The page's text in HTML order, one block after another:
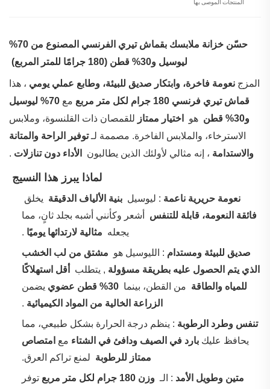
المنتجات الموصى بها
حسّن خزانة ملابسك بقماش تيري الفرنسي المصنوع من 70%
ليوسيل و30% قطن (180 جرامًا للمتر المربع)
المزج نعومة فاخرة، وابتكار صديق للبيئة، وطابع عملي يومي ، هذا
قماش تيري فرنسي 180 جرام لكل متر مربع
مع
70% ليوسيل
و30% قطن
‌ هو ‌ اختيار ممتاز للقمصان ذات القلنسوة، وملابس
الاسترخاء، والملابس الفاخرة. مصممة لـتوفير الراحة والمتانة
والاستدامة ‌، إنه مثالي لأولئك الذين يطالبون ‌ الأداء دون تنازلات .
لماذا يبرز هذا النسيج
نعومة حريرية ناعمة ‌: ليوسيل ‌ بنية الألياف الدقيقة ‌ يخلق ‌
فائقة النعومة، قابلة للتنفس
‌ أشعر وكأنني أشبه بجلد ثانٍ، مما
يجعله ‌ مثالية لارتدائها يوميًا .
صديق للبيئة ومستدام ‌: الليوسيل هو ‌ مشتق من لب الخشب
الذي يتم الحصول عليه بطريقة مسؤولة ‌, يتطلب ‌
أقل استهلاكًا
للمياه والطاقة ‌ من القطن، بينما ‌ 30% قطن عضوي
يضمن
الزراعة الخالية من المواد الكيميائية .
‌تنفس وطرد الرطوبة ‌: ينظم درجة الحرارة بشكل طبيعي، مما
يحافظ عليك بارد في الصيف ودافئ في الشتاء مع امتصاص
ممتاز للرطوبة ‌ لمنع تراكم العرق.
متين وطويل الأمد ‌: الـ ‌ وزن 180 جرام لكل متر مربع
توفر